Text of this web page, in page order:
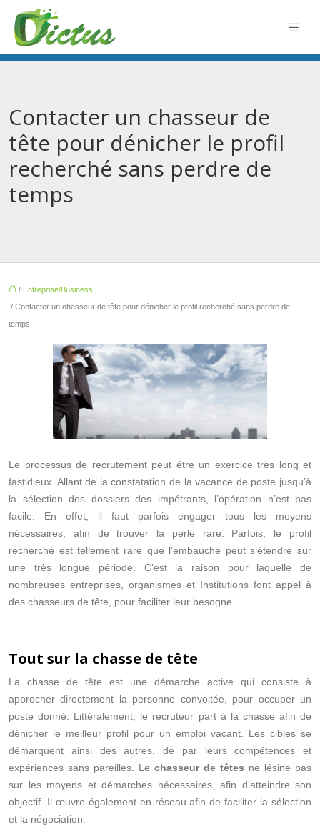
Contacter un chasseur de
tête pour dénicher le profil
recherché sans perdre de
temps
/ Entreprise/Business
/ Contacter un chasseur de tête pour dénicher le profil recherché sans perdre de
temps
Le processus de recrutement peut être un exercice très long et
fastidieux. Allant de la constatation de la vacance de poste jusqu’à
la sélection des dossiers des impétrants, l’opération n’est pas
facile. En effet, il faut parfois engager tous les moyens
nécessaires, afin de trouver la perle rare. Parfois, le profil
recherché est tellement rare que l’embauche peut s’étendre sur
une très longue période. C’est la raison pour laquelle de
nombreuses entreprises, organismes et Institutions font appel à
des chasseurs de tête, pour faciliter leur besogne.
Tout sur la chasse de tête
La chasse de tête est une démarche active qui consiste à
approcher directement la personne convoitée, pour occuper un
poste donné. Littéralement, le recruteur part à la chasse afin de
dénicher le meilleur profil pour un emploi vacant. Les cibles se
démarquent ainsi des autres, de par leurs compétences et
expériences sans pareilles. Le chasseur de têtes ne lésine pas
sur les moyens et démarches nécessaires, afin d’atteindre son
objectif. Il œuvre également en réseau afin de faciliter la sélection
et la négociation.